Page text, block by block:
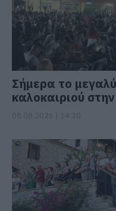
Σήμερα το
καλοκαιριού